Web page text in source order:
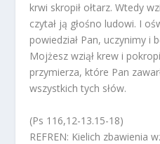
krwi skropił ołtarz. Wtedy
czytał ją głośno ludowi. I
powiedział Pan, uczynimy i
Mojżesz wziął krew i
przymierza, które Pan
wszystkich tych słów.
(Ps 116,12-13.15-18)
REFREN: Kielich zbawienia